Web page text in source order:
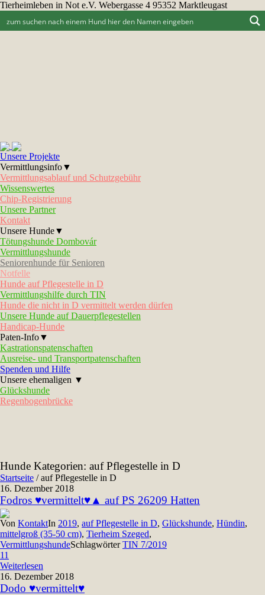
Tierheimleben in Not e.V. Webergasse 4 95352 Marktleugast
Unsere Projekte
Vermittlungsinfo▼
Vermittlungsablauf und Schutzgebühr
Wissenswertes
Chip-Registrierung
Unsere Partner
Kontakt
Unsere Hunde▼
Tötungshunde Dombovár
Vermittlungshunde
Seniorenhunde für Senioren
Notfelle
Hunde auf Pflegestelle in D
Vermittlungshilfe durch TIN
Hunde die nicht in D vermittelt werden dürfen
Unsere Hunde auf Dauerpflegestellen
Handicap-Hunde
Paten-Info▼
Kastrationspatenschaften
Ausreise- und Transportpatenschaften
Spenden und Hilfe
Unsere ehemaligen ▼
Glückshunde
Regenbogenbrücke
Hunde Kategorien: auf Pflegestelle in D
Startseite /auf Pflegestelle in D
16. Dezember 2018
Fodros ♥vermittelt♥▲ auf PS 26209 Hatten
Von KontaktIn 2019, auf Pflegestelle in D, Glückshunde, Hündin,
mittelgroß (35-50 cm), Tierheim Szeged,
VermittlungshundeSchlagwörterTIN 7/2019
11
Weiterlesen
16. Dezember 2018
Dodo ♥vermittelt♥